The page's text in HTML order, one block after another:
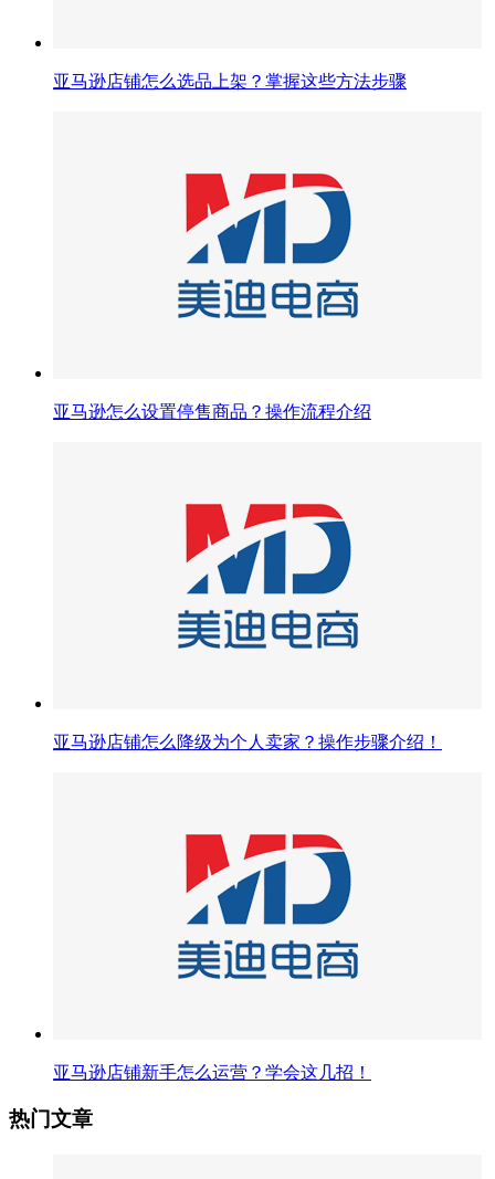
亚马逊店铺怎么选品上架？掌握这些方法步骤
亚马逊怎么设置停售商品？操作流程介绍
亚马逊店铺怎么降级为个人卖家？操作步骤介绍！
亚马逊店铺新手怎么运营？学会这几招！
热门文章